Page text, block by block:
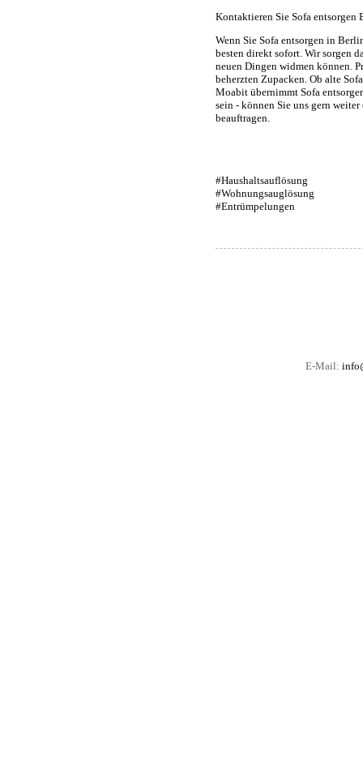
Kontaktieren Sie Sofa
Wenn Sie Sofa entsorgen in
besten direkt sofort. Wir sorgen
neuen Dingen widmen können.
beherzten Zupacken. Ob alte
Moabit übernimmt Sofa
sein - können Sie uns gern
beauftragen.
#Haushaltsauflösung
#Wohnungsauglösung
#Entrümpelungen
E-Mail: